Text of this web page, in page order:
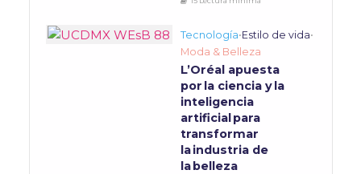
Tecnología•Estilo de vida•
Moda & Belleza
L’Oréal apuesta
por la ciencia y la
inteligencia
artificial para
transformar
la industria de
la belleza